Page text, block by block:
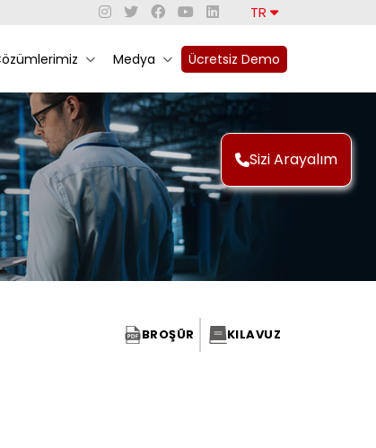
TR
Medya Ücretsiz Demo
Sizi Arayalım
BROŞÜR KILAVUZ